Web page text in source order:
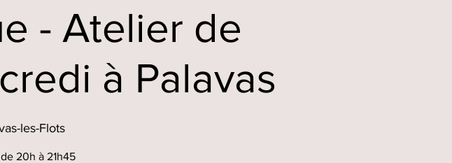
- Atelier de
à Palavas
les-Flots
20h à 21h45